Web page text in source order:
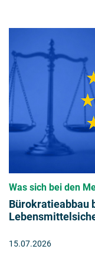
Was sich bei den
Bürokratieabbau
15.07.2026